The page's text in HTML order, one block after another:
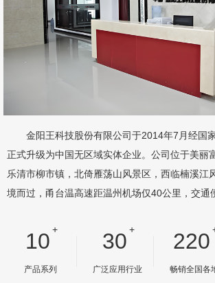
金阳王科技股份有限公司于2014年7月经国
正式升级为中国无区域实体企业。公司位于美丽
乐清市柳市镇，北倚雁荡山风景区，西临楠溪江
境而过，甬台温高速距温州机场仅40公里，交通
10 +
产品系列
30 +
广泛应用行业
220
畅销全国各